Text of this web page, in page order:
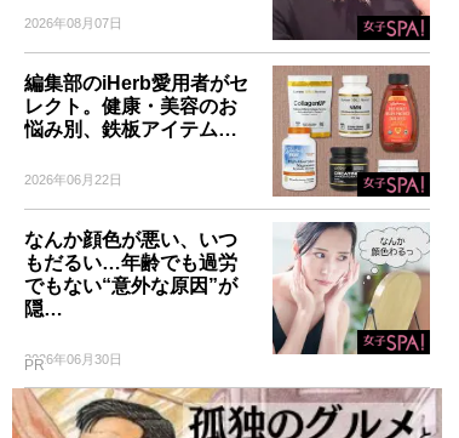
2026年08月07日
編集部のiHerb愛用者がセ
レクト。健康・美容のお
悩み別、鉄板アイテム…
2026年06月22日
なんか顔色が悪い、いつ
もだるい…年齢でも過労
でもない“意外な原因”が
隠…
2026年06月30日
PR